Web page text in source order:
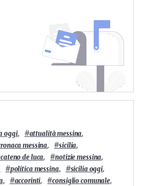
oggi, #attualità messina,
messina, #sicilia,
cateno de luca, #notizie messina,
#politica messina, #sicilia oggi,
, #accorinti, #consiglio comunale,